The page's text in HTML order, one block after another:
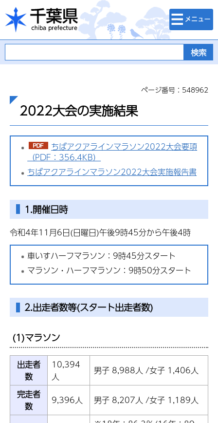
千葉県
検索・メニュ
ー
ページ番号：548962
2022大会の実施結果
ちばアクアラインマラソン2022大会要項
（PDF：356.4KB）
ちばアクアラインマラソン2022大会実施報告書
1.開催日時
令和4年11月6日(日曜日)午後9時45分から午後4時
車いすハーフマラソン：9時45分スタート
マラソン・ハーフマラソン：9時50分スタート
2.出走者数等(スタート出走者数)
(1)マラソン
出走者
数
10,394
人
男子 8,988人 /女子 1,406人
完走者
数
9,396人 男子 8,207人 /女子 1,189人